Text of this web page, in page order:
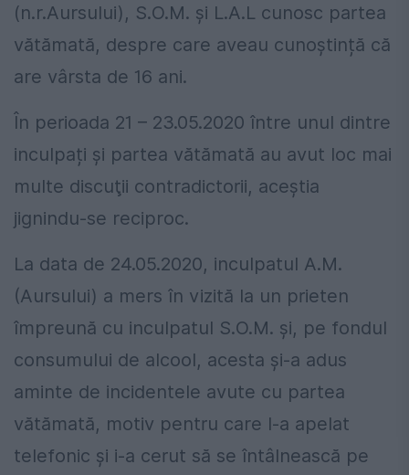
(n.r.Aursului), S.O.M. și L.A.L cunosc partea
vătămată, despre care aveau cunoștință că
are vârsta de 16 ani.
În perioada 21 – 23.05.2020 între unul dintre
inculpați şi partea vătămată au avut loc mai
multe discuţii contradictorii, aceştia
jignindu-se reciproc.
La data de 24.05.2020, inculpatul A.M.
(Aursului) a mers în vizită la un prieten
împreună cu inculpatul S.O.M. și, pe fondul
consumului de alcool, acesta şi-a adus
aminte de incidentele avute cu partea
vătămată, motiv pentru care l-a apelat
telefonic şi i-a cerut să se întâlnească pe